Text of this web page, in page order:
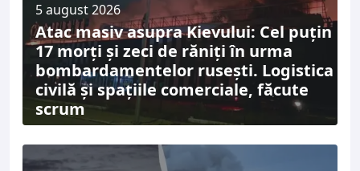
5 august 2026
Atac masiv asupra Kievului: Cel puțin
17 morți și zeci de răniți în urma
bombardamentelor rusești. Logistica
civilă și spațiile comerciale, făcute
scrum